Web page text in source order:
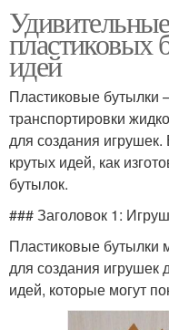
пластиковых
идей
Пластиковые бутылки
транспортировки
для создания
крутых идей, как
бутылок.
### Заголовок 1:
Пластиковые бутылки
для создания
идей, которые могут